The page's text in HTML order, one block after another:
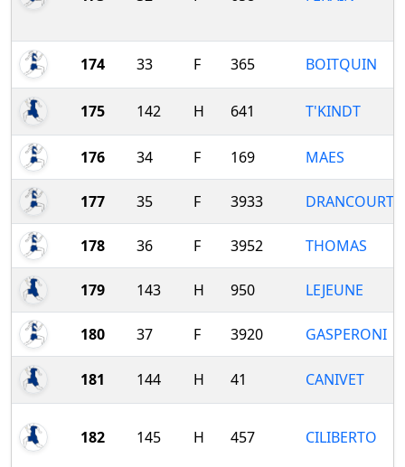
174 33 F 365 BOITQUIN
175 142 H 641 T'KINDT
176 34 F 169 MAES
177 35 F 3933 DRANCOURT
178 36 F 3952 THOMAS
179 143 H 950 LEJEUNE
180 37 F 3920 GASPERONI
181 144 H 41 CANIVET
182 145 H 457 CILIBERTO